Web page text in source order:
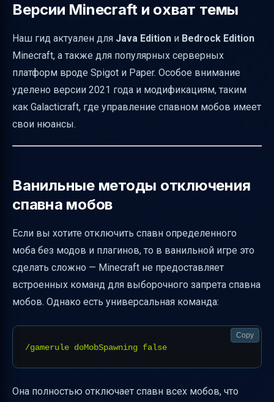
Частые ошибки новичков
Как объяснить новичкам концепцию
управляемого спавна
Таблица сравнения методов отключения
Полезные ссылки
Версии Minecraft и охват темы
Наш гид актуален для Java Edition и Bedrock Edition
Minecraft, а также для популярных серверных
платформ вроде Spigot и Paper. Особое внимание
уделено версии 2021 года и модификациям, таким
как Galacticraft, где управление спавном мобов имеет
свои нюансы.
Ванильные методы отключения
спавна мобов
Если вы хотите отключить спавн определенного
моба без модов и плагинов, то в ванильной игре это
сделать сложно — Minecraft не предоставляет
встроенных команд для выборочного запрета спавна
мобов. Однако есть универсальная команда:
Copy
Она полностью отключает спавн всех мобов, что